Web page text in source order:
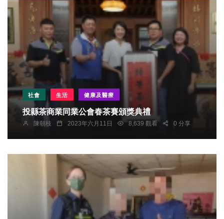
社會 生活 健康及醫療
投縣茶商業同業公會春茶賽頒獎典禮
陳朝枝 2023年六月11日 8,639 觀看 0 分享